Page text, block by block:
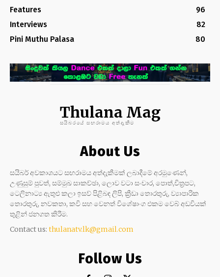
Features
96
Interviews
82
Pini Muthu Palasa
80
Thulana Mag
සයිබරයේ සඟරාමය අත්දැකීම
About Us
සයිබර් අවකාශයට සඟරාමය අත්දැකීමක් ලබාදීමේ අරමුණෙන්,
උණුසුම් පුවත්, සම්මුඛ සාකච්ඡා, ලොව වටා සංචාර, පොත්,චිත්‍රපට,
ටෙලිනාට්‍ය ඇතුළු කලා ඉසව් පිළිබඳ ලිපි, ක්‍රීඩා තොරතුරු, ව්‍යාපාරික
තොරතුරු, නවකතා, කවි සහ වෙනත් විශේෂාංග එකම වෙබ් අඩවියක්
තුළින් ජනගත කිරීම.
Contact us: thulanatv.lk@gmail.com
Follow Us